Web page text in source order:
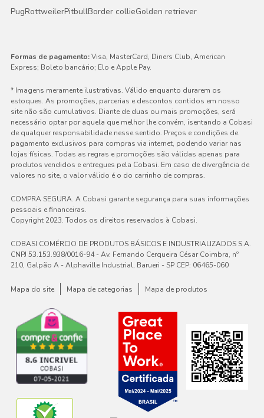
PugRottweilerPitbullBorder collieGolden retriever
Formas de pagamento:Visa, MasterCard, Diners Club, American
Express; Boleto bancário; Elo e Apple Pay.
* Imagens meramente ilustrativas. Válido enquanto durarem os
estoques. As promoções, parcerias e descontos contidos em nosso
site não são cumulativos. Diante de duas ou mais promoções, será
necessário optar por aquela que melhor lhe convém, isentando a Cobasi
de qualquer responsabilidade nesse sentido. Preços e condições de
pagamento exclusivos para compras via internet, podendo variar nas
lojas físicas. Todas as regras e promoções são válidas apenas para
produtos vendidos e entregues pela Cobasi. Em caso de divergência de
valores no site, o valor válido é o do carrinho de compras.
COMPRA SEGURA. A Cobasi garante segurança para suas informações
pessoais e financeiras.
Copyright 2023. Todos os direitos reservados à Cobasi.
COBASI COMÉRCIO DE PRODUTOS BÁSICOS E INDUSTRIALIZADOS S.A.
CNPJ 53.153.938/0016-94 - Av. Fernando Cerqueira César Coimbra, nº
210, Galpão A - Alphaville Industrial, Barueri - SP CEP: 06465-060
Mapa do site Mapa de categorias Mapa de produtos